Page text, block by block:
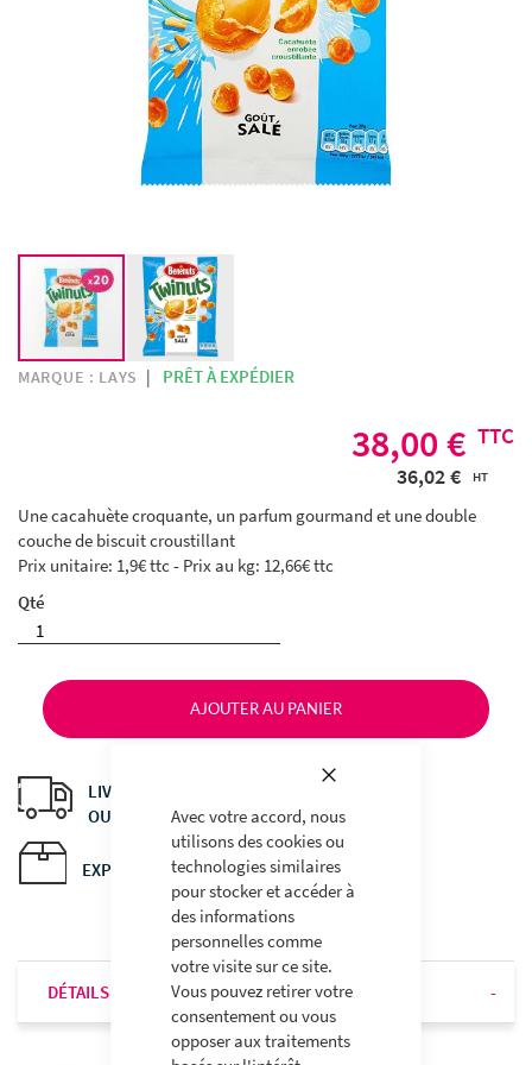
Avec votre accord, nous
utilisons des cookies ou
technologies similaires
pour stocker et accéder à
des informations
personnelles comme
votre visite sur ce site.
Vous pouvez retirer votre
consentement ou vous
opposer aux traitements
SKIP
IMAGES
GALLERY
MARQUE : LAYS PRÊT À EXPÉDIER
38,00 €
36,02 €
Une cacahuète croquante, un parfum gourmand et une double
couche de biscuit croustillant
Prix unitaire: 1,9€ ttc - Prix au kg: 12,66€ ttc
Qté
AJOUTER AU PANIER
LIVRAISON À DOMICILE
OU EN POINT RELAIS
EXPÉDITIONS EN 24H
DÉTAILS